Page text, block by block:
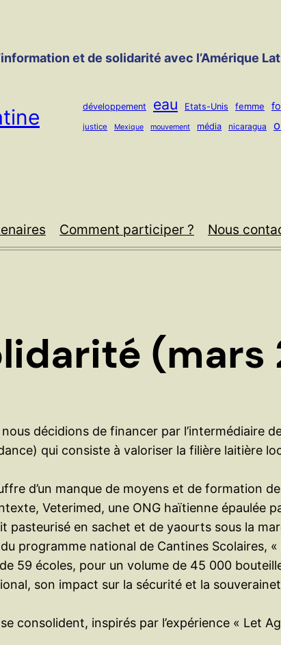
et de solidarité avec l’Amérique
développement eau Etats-Unis femme
justice Mexique mouvement média nicaragua
Comment participer ? Nous
(mars
décidions de financer par l’intermédiaire
qui consiste à valoriser la filière laitière
d’un manque de moyens et de formation
Veterimed, une ONG haïtienne épaulée
en sachet et de yaourts sous la
programme national de Cantines Scolaires,
59 écoles, pour un volume de 45 000
son impact sur la sécurité et la
consolident, inspirés par l’expérience « Let